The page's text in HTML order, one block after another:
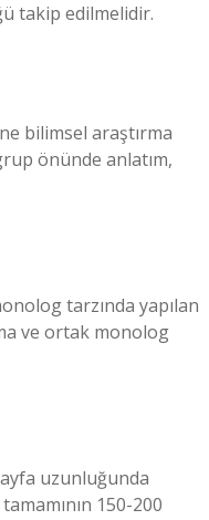
takip edilmelidir.
bilimsel araştırma
önünde anlatım,
tarzında yapılan
ve ortak monolog
uzunluğunda
150-200